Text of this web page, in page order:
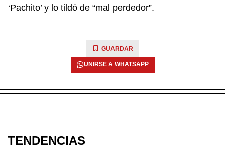
‘Pachito’ y lo tildó de “mal perdedor”.
GUARDAR
UNIRSE A WHATSAPP
TENDENCIAS